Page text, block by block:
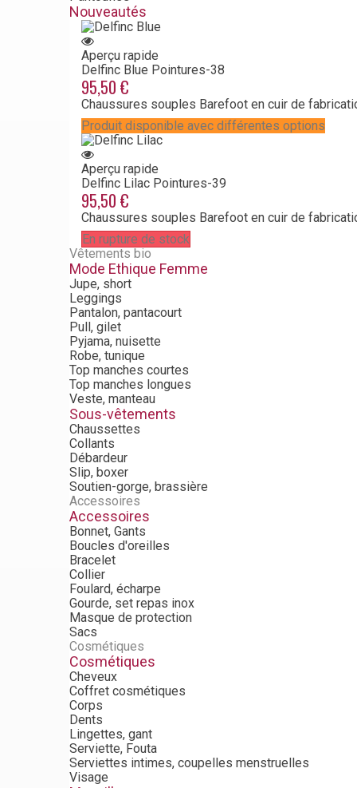
Nouveautés
Aperçu rapide
Delfinc Blue Pointures-38
95,50 €
Chaussures souples Barefoot en cuir de
Produit disponible avec différentes options
Aperçu rapide
Delfinc Lilac Pointures-39
95,50 €
Chaussures souples Barefoot en cuir de
En rupture de stock
Vêtements bio
Mode Ethique Femme
Jupe, short
Leggings
Pantalon, pantacourt
Pull, gilet
Pyjama, nuisette
Robe, tunique
Top manches courtes
Top manches longues
Veste, manteau
Sous-vêtements
Chaussettes
Collants
Débardeur
Slip, boxer
Soutien-gorge, brassière
Accessoires
Accessoires
Bonnet, Gants
Boucles d'oreilles
Bracelet
Collier
Foulard, écharpe
Gourde, set repas inox
Masque de protection
Sacs
Cosmétiques
Cosmétiques
Cheveux
Coffret cosmétiques
Corps
Dents
Lingettes, gant
Serviette, Fouta
Serviettes intimes, coupelles menstruelles
Visage